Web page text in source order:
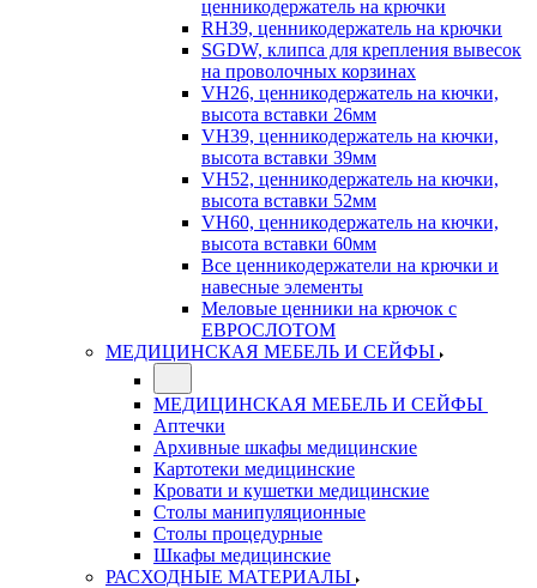
ценникодержатель на крючки
RH39, ценникодержатель на крючки
SGDW, клипса для крепления вывесок
на проволочных корзинах
VH26, ценникодержатель на кючки,
высота вставки 26мм
VH39, ценникодержатель на кючки,
высота вставки 39мм
VH52, ценникодержатель на кючки,
высота вставки 52мм
VH60, ценникодержатель на кючки,
высота вставки 60мм
Все ценникодержатели на крючки и
навесные элементы
Меловые ценники на крючок с
ЕВРОСЛОТОМ
МЕДИЦИНСКАЯ МЕБЕЛЬ И СЕЙФЫ
МЕДИЦИНСКАЯ МЕБЕЛЬ И СЕЙФЫ
Аптечки
Архивные шкафы медицинские
Картотеки медицинские
Кровати и кушетки медицинские
Столы манипуляционные
Столы процедурные
Шкафы медицинские
РАСХОДНЫЕ МАТЕРИАЛЫ